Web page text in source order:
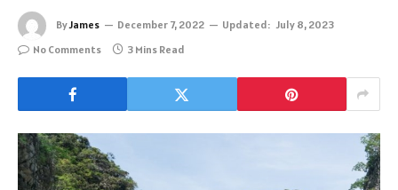
ByJames December 7, 2022 Updated: July 8, 2023
No Comments
3 Mins Read